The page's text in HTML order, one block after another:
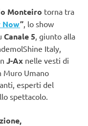
Monteiro torna tra
Now” , lo show
Canale 5 , giunto alla
Italy,
J-Ax nelle vesti di
Muro Umano
esperti del
spettacolo.